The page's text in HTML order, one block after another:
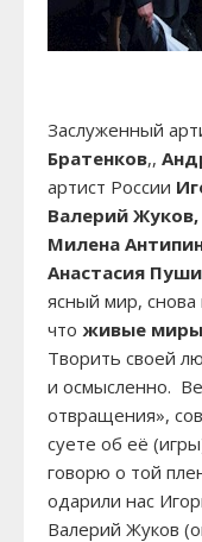
Заслуженный
Братенков,,
артист России
Валерий
Милена
Анастасия
ясный мир, снова
что живые миры
Творить своей
и осмысленно.
отвращения»,
суете об её
говорю о той
одарили нас
Валерий Жуков